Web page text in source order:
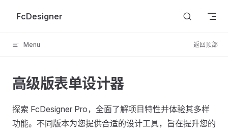
Skip to content
FcDesigner
Menu 返回顶部
高级版表单设计器
探索 FcDesigner Pro，全面了解项目特性并体验其多样
功能。不同版本为您提供合适的设计工具，旨在提升您的